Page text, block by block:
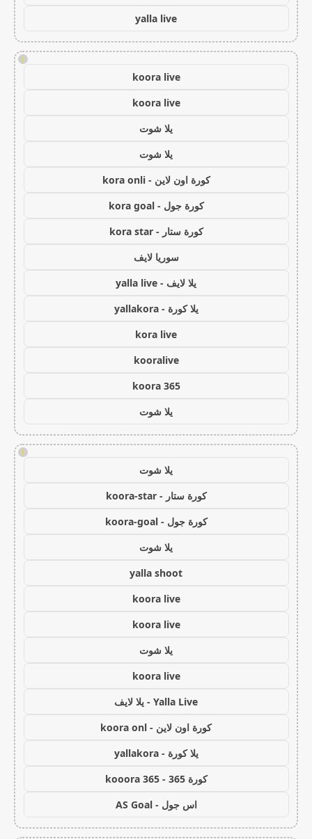
yalla live
!
koora live
koora live
يلا شوت
يلا شوت
كورة اون لاين - kora onli
كورة جول - kora goal
كورة ستار - kora star
سوريا لايف
يلا لايف - yalla live
يلا كورة - yallakora
kora live
kooralive
koora 365
يلا شوت
!
يلا شوت
كورة ستار - koora-star
كورة جول - koora-goal
يلا شوت
yalla shoot
koora live
koora live
يلا شوت
koora live
Yalla Live - يلا لايف
كورة اون لاين - koora onl
يلا كورة - yallakora
كورة 365 - kooora 365
اس جول - AS Goal